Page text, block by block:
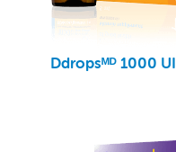
Ddropsᴹᴰ 1000 UI